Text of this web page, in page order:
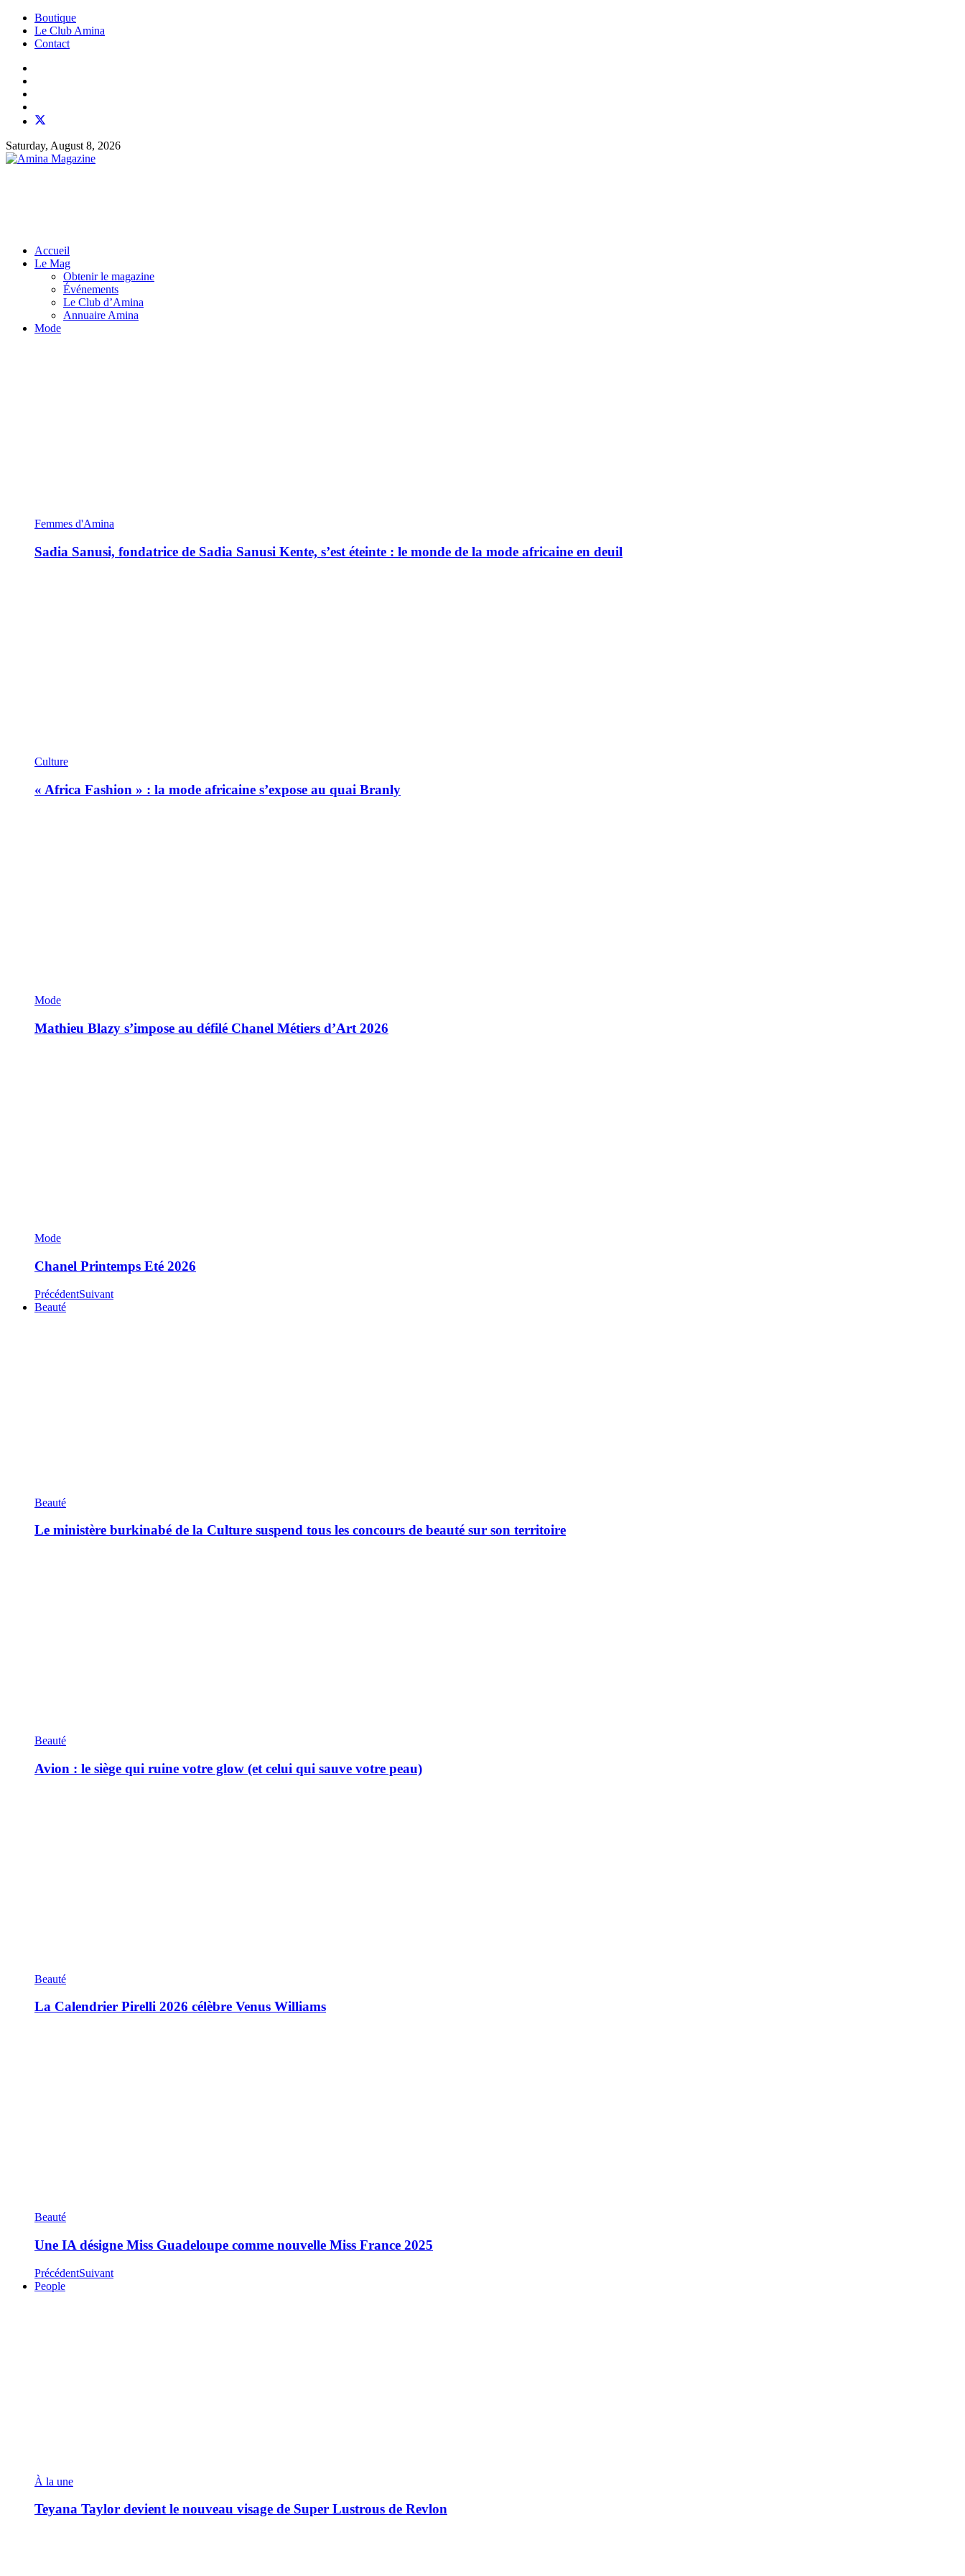
Boutique
Le Club Amina
Contact
Saturday, August 8, 2026
Accueil
Le Mag
Obtenir le magazine
Événements
Le Club d’Amina
Annuaire Amina
Mode
Femmes d'Amina
Sadia Sanusi, fondatrice de Sadia Sanusi Kente, s’est éteinte : le monde de la mode africaine en deuil
Culture
« Africa Fashion » : la mode africaine s’expose au quai Branly
Mode
Mathieu Blazy s’impose au défilé Chanel Métiers d’Art 2026
Mode
Chanel Printemps Eté 2026
PrécédentSuivant
Beauté
Beauté
Le ministère burkinabé de la Culture suspend tous les concours de beauté sur son territoire
Beauté
Avion : le siège qui ruine votre glow (et celui qui sauve votre peau)
Beauté
La Calendrier Pirelli 2026 célèbre Venus Williams
Beauté
Une IA désigne Miss Guadeloupe comme nouvelle Miss France 2025
PrécédentSuivant
People
À la une
Teyana Taylor devient le nouveau visage de Super Lustrous de Revlon